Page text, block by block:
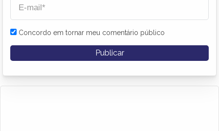
Concordo em tornar meu comentário público